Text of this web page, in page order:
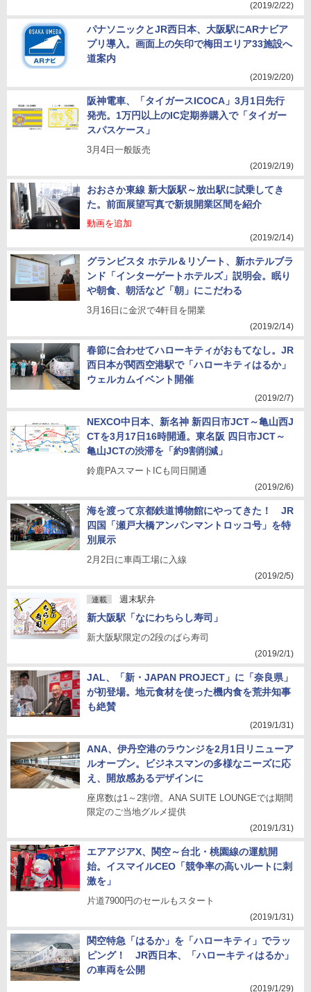
(2019/2/22)
パナソニックとJR西日本、大阪駅にARナビア
プリ導入。画面上の矢印で梅田エリア33施設へ
道案内
(2019/2/20)
阪神電車、「タイガースICOCA」3月1日先行
発売。1万円以上のIC定期券購入で「タイガー
スパスケース」
3月4日一般販売
(2019/2/19)
おおさか東線 新大阪駅～放出駅に試乗してき
た。前面展望写真で新規開業区間を紹介
動画を追加
(2019/2/14)
グランビスタ ホテル＆リゾート、新ホテルブラ
ンド「インターゲートホテルズ」説明会。眠り
や朝食、朝活など「朝」にこだわる
3月16日に金沢で4軒目を開業
(2019/2/14)
春節に合わせてハローキティがおもてなし。JR
西日本が関西空港駅で「ハローキティはるか」
ウェルカムイベント開催
(2019/2/7)
NEXCO中日本、新名神 新四日市JCT～亀山西J
CTを3月17日16時開通。東名阪 四日市JCT～
亀山JCTの渋滞を「約9割削減」
鈴鹿PAスマートICも同日開通
(2019/2/6)
海を渡って京都鉄道博物館にやってきた！ JR
四国「瀬戸大橋アンパンマントロッコ号」を特
別展示
2月2日に車両工場に入線
(2019/2/5)
連載 週末駅弁
新大阪駅「なにわちらし寿司」
新大阪駅限定の2段のばら寿司
(2019/2/1)
JAL、「新・JAPAN PROJECT」に「奈良県」
が初登場。地元食材を使った機内食を荒井知事
も絶賛
(2019/1/31)
ANA、伊丹空港のラウンジを2月1日リニューア
ルオープン。ビジネスマンの多様なニーズに応
え、開放感あるデザインに
座席数は1～2割増。ANA SUITE LOUNGEでは期間
限定のご当地グルメ提供
(2019/1/31)
エアアジアX、関空～台北・桃園線の運航開
始。イスマイルCEO「競争率の高いルートに刺
激を」
片道7900円のセールもスタート
(2019/1/31)
関空特急「はるか」を「ハローキティ」でラッ
ピング！ JR西日本、「ハローキティはるか」
の車両を公開
(2019/1/29)